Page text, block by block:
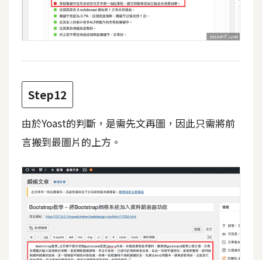
Step12
由於Yoast的判斷，是需先文再圖，因此只需將前
言搬到最圖片的上方。